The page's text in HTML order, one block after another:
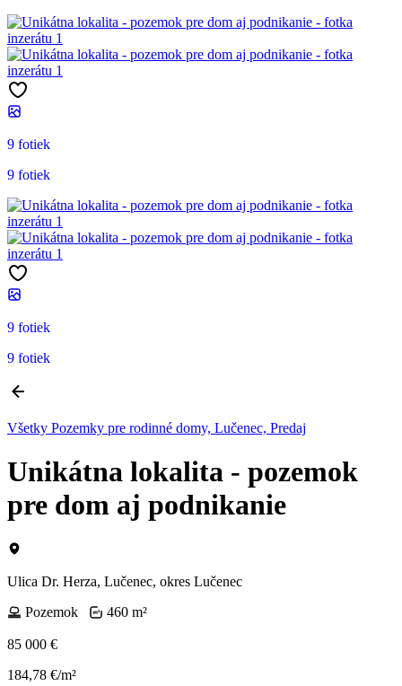
9 fotiek
9 fotiek
9 fotiek
9 fotiek
Všetky Pozemky pre rodinné domy, Lučenec, Predaj
Unikátna lokalita - pozemok
pre dom aj podnikanie
Ulica Dr. Herza, Lučenec, okres Lučenec
Pozemok
460 m²
85 000 €
184,78 €/m²